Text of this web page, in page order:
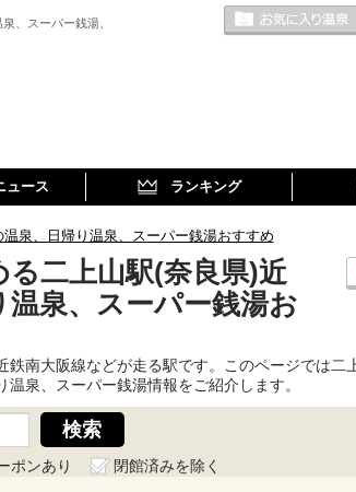
、スーパー銭湯、
ュース ランキング
泉、日帰り温泉、スーパー銭湯おすすめ
二上山駅(奈良県)近
温泉、スーパー銭湯お
鉄南大阪線などが走る駅です。このページでは二
泉、スーパー銭湯情報をご紹介します。
ポンあり
閉館済みを除く